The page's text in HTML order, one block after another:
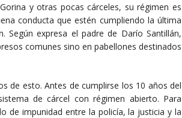
y otras pocas cárceles, su régimen es
conducta que estén cumpliendo la última
expresa el padre de Darío Santillán,
comunes sino en pabellones destinados
de esto. Antes de cumplirse los 10 años del
de cárcel con régimen abierto. Para
de impunidad entre la policía, la justicia y la